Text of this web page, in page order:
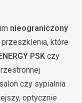
nieograniczony
przeszklenia, które
PSK czy
czy sypialnia
optycznie